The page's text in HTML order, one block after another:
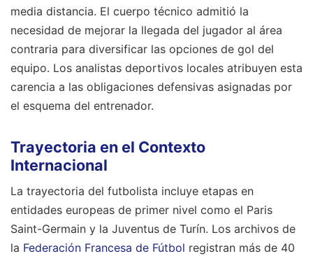
media distancia. El cuerpo técnico admitió la
necesidad de mejorar la llegada del jugador al área
contraria para diversificar las opciones de gol del
equipo. Los analistas deportivos locales atribuyen esta
carencia a las obligaciones defensivas asignadas por
el esquema del entrenador.
Trayectoria en el Contexto
Internacional
La trayectoria del futbolista incluye etapas en
entidades europeas de primer nivel como el Paris
Saint-Germain y la Juventus de Turín. Los archivos de
la Federación Francesa de Fútbol registran más de 40